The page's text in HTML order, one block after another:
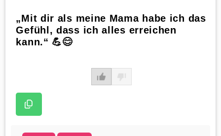
„Mit dir als meine Mama habe ich das
Gefühl, dass ich alles erreichen
kann.“ 💪😊